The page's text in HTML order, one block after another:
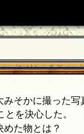
そかに撮った
とを決心した。
た物とは？